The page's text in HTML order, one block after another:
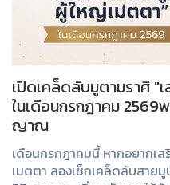
เปิดเคล็ดลับมูตามราศี "
ในเดือนกรกฎาคม
ญาณ
เดือนกรกฎาคมนี้ หากอยากเ
เมตตา ลองเช็กเคล็ดลับสายมู